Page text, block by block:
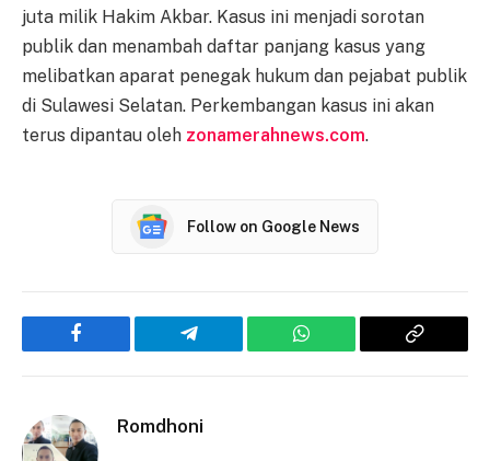
juta milik Hakim Akbar. Kasus ini menjadi sorotan
publik dan menambah daftar panjang kasus yang
melibatkan aparat penegak hukum dan pejabat publik
di Sulawesi Selatan. Perkembangan kasus ini akan
terus dipantau oleh zonamerahnews.com.
Follow on Google News
Facebook Telegram WhatsApp
Copy
Romdhoni